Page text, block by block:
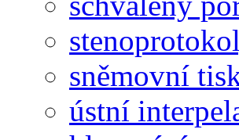
sněmovní
ústní